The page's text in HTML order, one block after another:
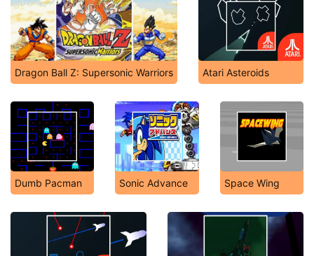
Dragon Ball Z: Supersonic Warriors Atari Asteroids
Dumb Pacman Sonic Advance Space Wing